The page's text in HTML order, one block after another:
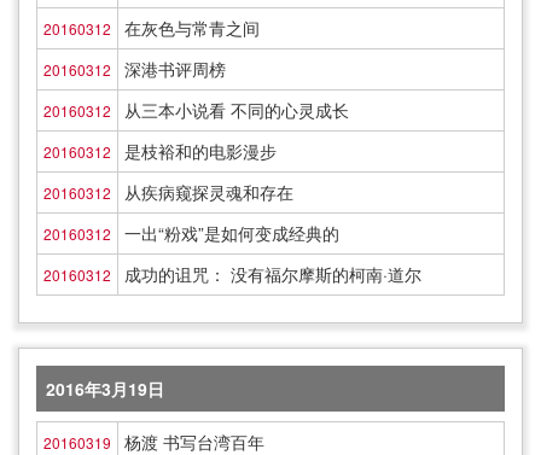
20160312 在灰色与常青之间
20160312 深港书评周榜
20160312 从三本小说看 不同的心灵成长
20160312 是枝裕和的电影漫步
20160312 从疾病窥探灵魂和存在
20160312 一出“粉戏”是如何变成经典的
20160312 成功的诅咒： 没有福尔摩斯的柯南·道尔
2016年3月19日
20160319 杨渡 书写台湾百年